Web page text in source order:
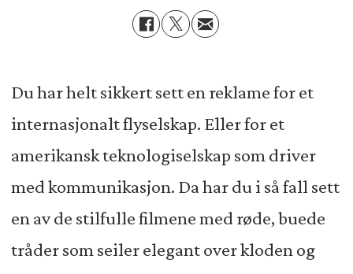
Du har helt sikkert sett en reklame for et
internasjonalt flyselskap. Eller for et
amerikansk teknologiselskap som driver
med kommunikasjon. Da har du i så fall sett
en av de stilfulle filmene med røde, buede
tråder som seiler elegant over kloden og